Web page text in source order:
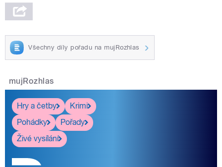
Všechny díly pořadu na mujRozhlas
mujRozhlas
Hry a četby
Krimi
Pohádky
Pořady
Živé vysílání